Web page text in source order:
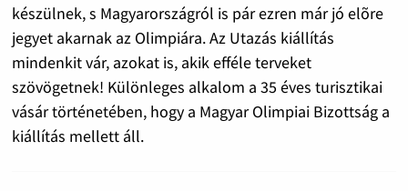
készülnek, s Magyarországról is pár ezren már jó elõre
jegyet akarnak az Olimpiára. Az Utazás kiállítás
mindenkit vár, azokat is, akik efféle terveket
szövögetnek! Különleges alkalom a 35 éves turisztikai
vásár történetében, hogy a Magyar Olimpiai Bizottság a
kiállítás mellett áll.